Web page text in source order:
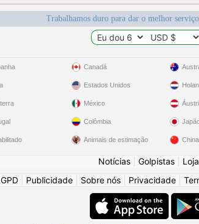
Trabalhamos duro para dar o melhor
Canadá
Estados Unidos
México
Colômbia
Animais de estimação China
Notícias Golpistas Loja
Publicidade Sobre nós Privacidade